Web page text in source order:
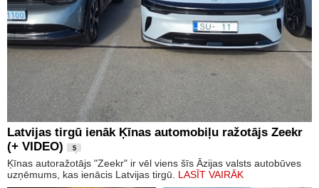
Latvijas tirgū ienāk Ķīnas automobiļu ražotājs Zeekr
(+ VIDEO)
5
Ķīnas autoražotājs "Zeekr" ir vēl viens šīs Āzijas valsts autobūves
uzņēmums, kas ienācis Latvijas tirgū. LASĪT VAIRĀK